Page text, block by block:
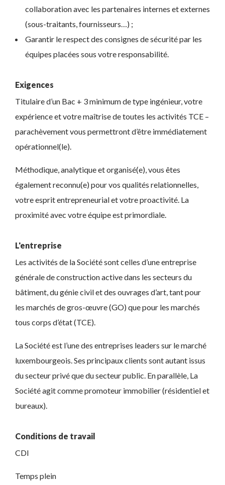
collaboration avec les partenaires internes et externes
(sous-traitants, fournisseurs…) ;
Garantir le respect des consignes de sécurité par les
équipes placées sous votre responsabilité.
Exigences
Titulaire d’un Bac + 3 minimum de type ingénieur, votre
expérience et votre maîtrise de toutes les activités TCE –
parachèvement vous permettront d’être immédiatement
opérationnel(le).
Méthodique, analytique et organisé(e), vous êtes
également reconnu(e) pour vos qualités relationnelles,
votre esprit entrepreneurial et votre proactivité. La
proximité avec votre équipe est primordiale.
L'entreprise
Les activités de la Société sont celles d’une entreprise
générale de construction active dans les secteurs du
bâtiment, du génie civil et des ouvrages d’art, tant pour
les marchés de gros-œuvre (GO) que pour les marchés
tous corps d’état (TCE).
La Société est l’une des entreprises leaders sur le marché
luxembourgeois. Ses principaux clients sont autant issus
du secteur privé que du secteur public. En parallèle, La
Société agit comme promoteur immobilier (résidentiel et
bureaux).
Conditions de travail
CDI
Temps plein